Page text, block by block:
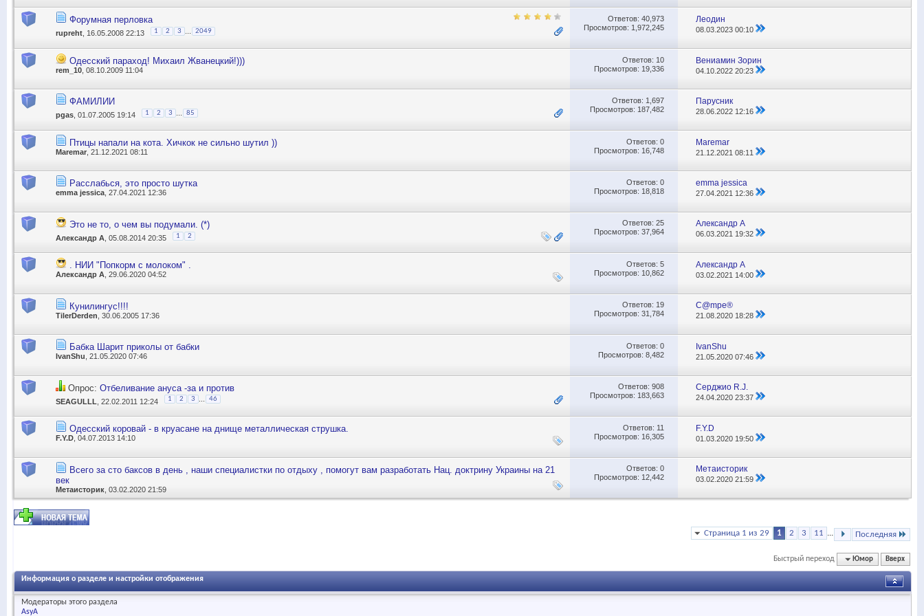
Форумная перловка
rupreht , 16.05.2008 22:13 1 2 3 2049
Ответов: 40,973
Просмотров: 1,972,245
Леодин
08.03.202300:10
Одесский параход! Михаил Жванецкий!)))
rem_10 , 08.10.2009 11:04
Ответов: 10
Просмотров: 19,336
Вениамин Зорин
04.10.202220:23
ФАМИЛИИ
pgas , 01.07.2005 19:14 1 2 3 85
Ответов: 1,697
Просмотров: 187,482
Парусник
28.06.2022 12:16
Птицы напали на кота. Хичкок не сильно шутил ))
Maremar , 21.12.2021 08:11
Ответов: 0
Просмотров: 16,748
Maremar
21.12.202108:11
Расслабься, это просто шутка
emma jessica , 27.04.2021 12:36
Ответов: 0
Просмотров: 18,818
emma jessica
27.04.2021 12:36
Это не то, о чем вы подумали. (*)
Александр А , 05.08.2014 20:35 1 2
Ответов: 25
Просмотров: 37,964
Александр А
06.03.202119:32
. НИИ "Попкорм с молоком" .
Александр А , 29.06.2020 04:52
Ответов: 5
Просмотров: 10,862
Александр А
03.02.2021 14:00
Кунилингус!!!!
TilerDerden , 30.06.2005 17:36
Ответов: 19
Просмотров: 31,784
C@mpe®
21.08.202018:28
Бабка Шарит приколы от бабки
IvanShu , 21.05.2020 07:46
Ответов: 0
Просмотров: 8,482
IvanShu
21.05.202007:46
Опрос: Отбеливание ануса -за и против
SEAGULLL , 22.02.2011 12:24 1 2 3 46
Ответов: 908
Просмотров: 183,663
Серджио R.J.
24.04.202023:37
Одесский коровай - в круасане на днище металлическая струшка.
F.Y.D , 04.07.2013 14:10
Ответов: 11
Просмотров: 16,305
F.Y.D
01.03.2020 19:50
Всего за сто баксов в день , наши специалистки по отдыху , помогут вам разработать Нац. доктрину Украины на 21
век
Метаисторик , 03.02.2020 21:59
Ответов: 0
Просмотров: 12,442
Метаисторик
03.02.202021:59
Страница 1 из 29 1 2 3 11 ... Последняя
Быстрый переход Юмор Вверх
Информация о разделе и настройки отображения
Модераторы этого раздела
AsyA